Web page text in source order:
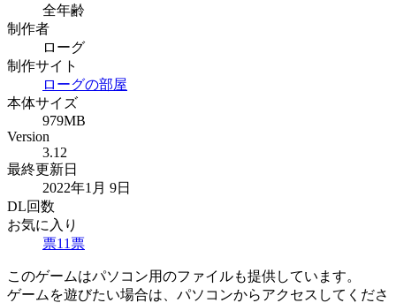
全年齢
制作者
ローグ
制作サイト
ローグの部屋
本体サイズ
979MB
Version
3.12
最終更新日
2022年1月 9日
DL回数
お気に入り
票11 票
このゲームはパソコン用のファイルも提供しています。
ゲームを遊びたい場合は、パソコンからアクセスしてくださ